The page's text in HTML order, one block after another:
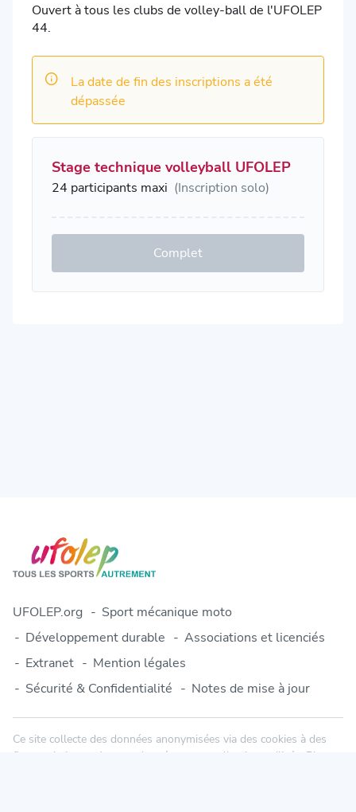
Ouvert à tous les clubs de volley-ball de l'UFOLEP
44.
La date de fin des inscriptions a été
dépassée
Stage technique volleyball UFOLEP
24 participants maxi (Inscription solo)
Complet
UFOLEP.org
Sport mécanique moto
Développement durable
Associations et licenciés
Extranet
Mention légales
Sécurité & Confidentialité
Notes de mise à jour
Ce site collecte des données anonymisées via des cookies à des
fins statistiques. Aucune donnée personnelle n'est utilisée. Plus